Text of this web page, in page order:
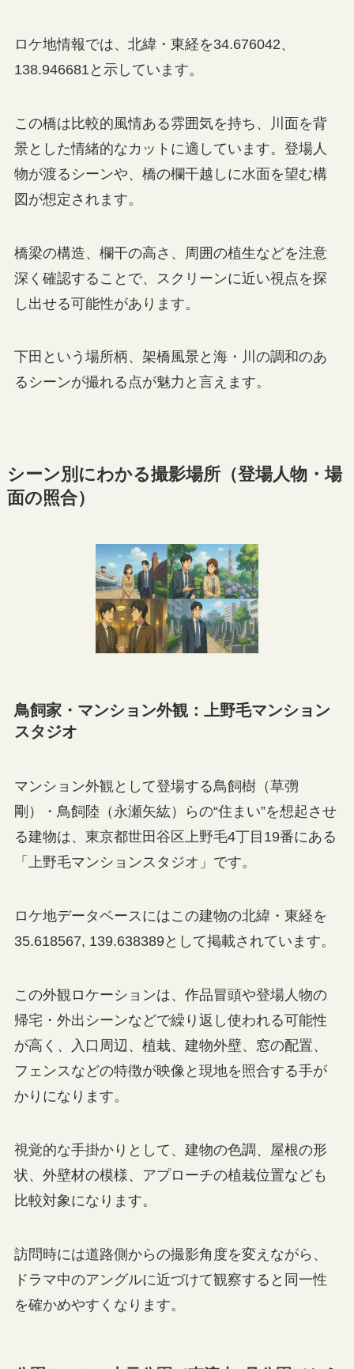
ロケ地情報では、北緯・東経を34.676042、
138.946681と示しています。
この橋は比較的風情ある雰囲気を持ち、川面を背
景とした情緒的なカットに適しています。登場人
物が渡るシーンや、橋の欄干越しに水面を望む構
図が想定されます。
橋梁の構造、欄干の高さ、周囲の植生などを注意
深く確認することで、スクリーンに近い視点を探
し出せる可能性があります。
下田という場所柄、架橋風景と海・川の調和のあ
るシーンが撮れる点が魅力と言えます。
シーン別にわかる撮影場所（登場人物・場
面の照合）
鳥飼家・マンション外観：上野毛マンション
スタジオ
マンション外観として登場する鳥飼樹（草彅
剛）・鳥飼陸（永瀬矢紘）らの“住まい”を想起させ
る建物は、東京都世田谷区上野毛4丁目19番にある
「上野毛マンションスタジオ」です。
ロケ地データベースにはこの建物の北緯・東経を
35.618567, 139.638389として掲載されています。
この外観ロケーションは、作品冒頭や登場人物の
帰宅・外出シーンなどで繰り返し使われる可能性
が高く、入口周辺、植栽、建物外壁、窓の配置、
フェンスなどの特徴が映像と現地を照合する手が
かりになります。
視覚的な手掛かりとして、建物の色調、屋根の形
状、外壁材の模様、アプローチの植栽位置なども
比較対象になります。
訪問時には道路側からの撮影角度を変えながら、
ドラマ中のアングルに近づけて観察すると同一性
を確かめやすくなります。